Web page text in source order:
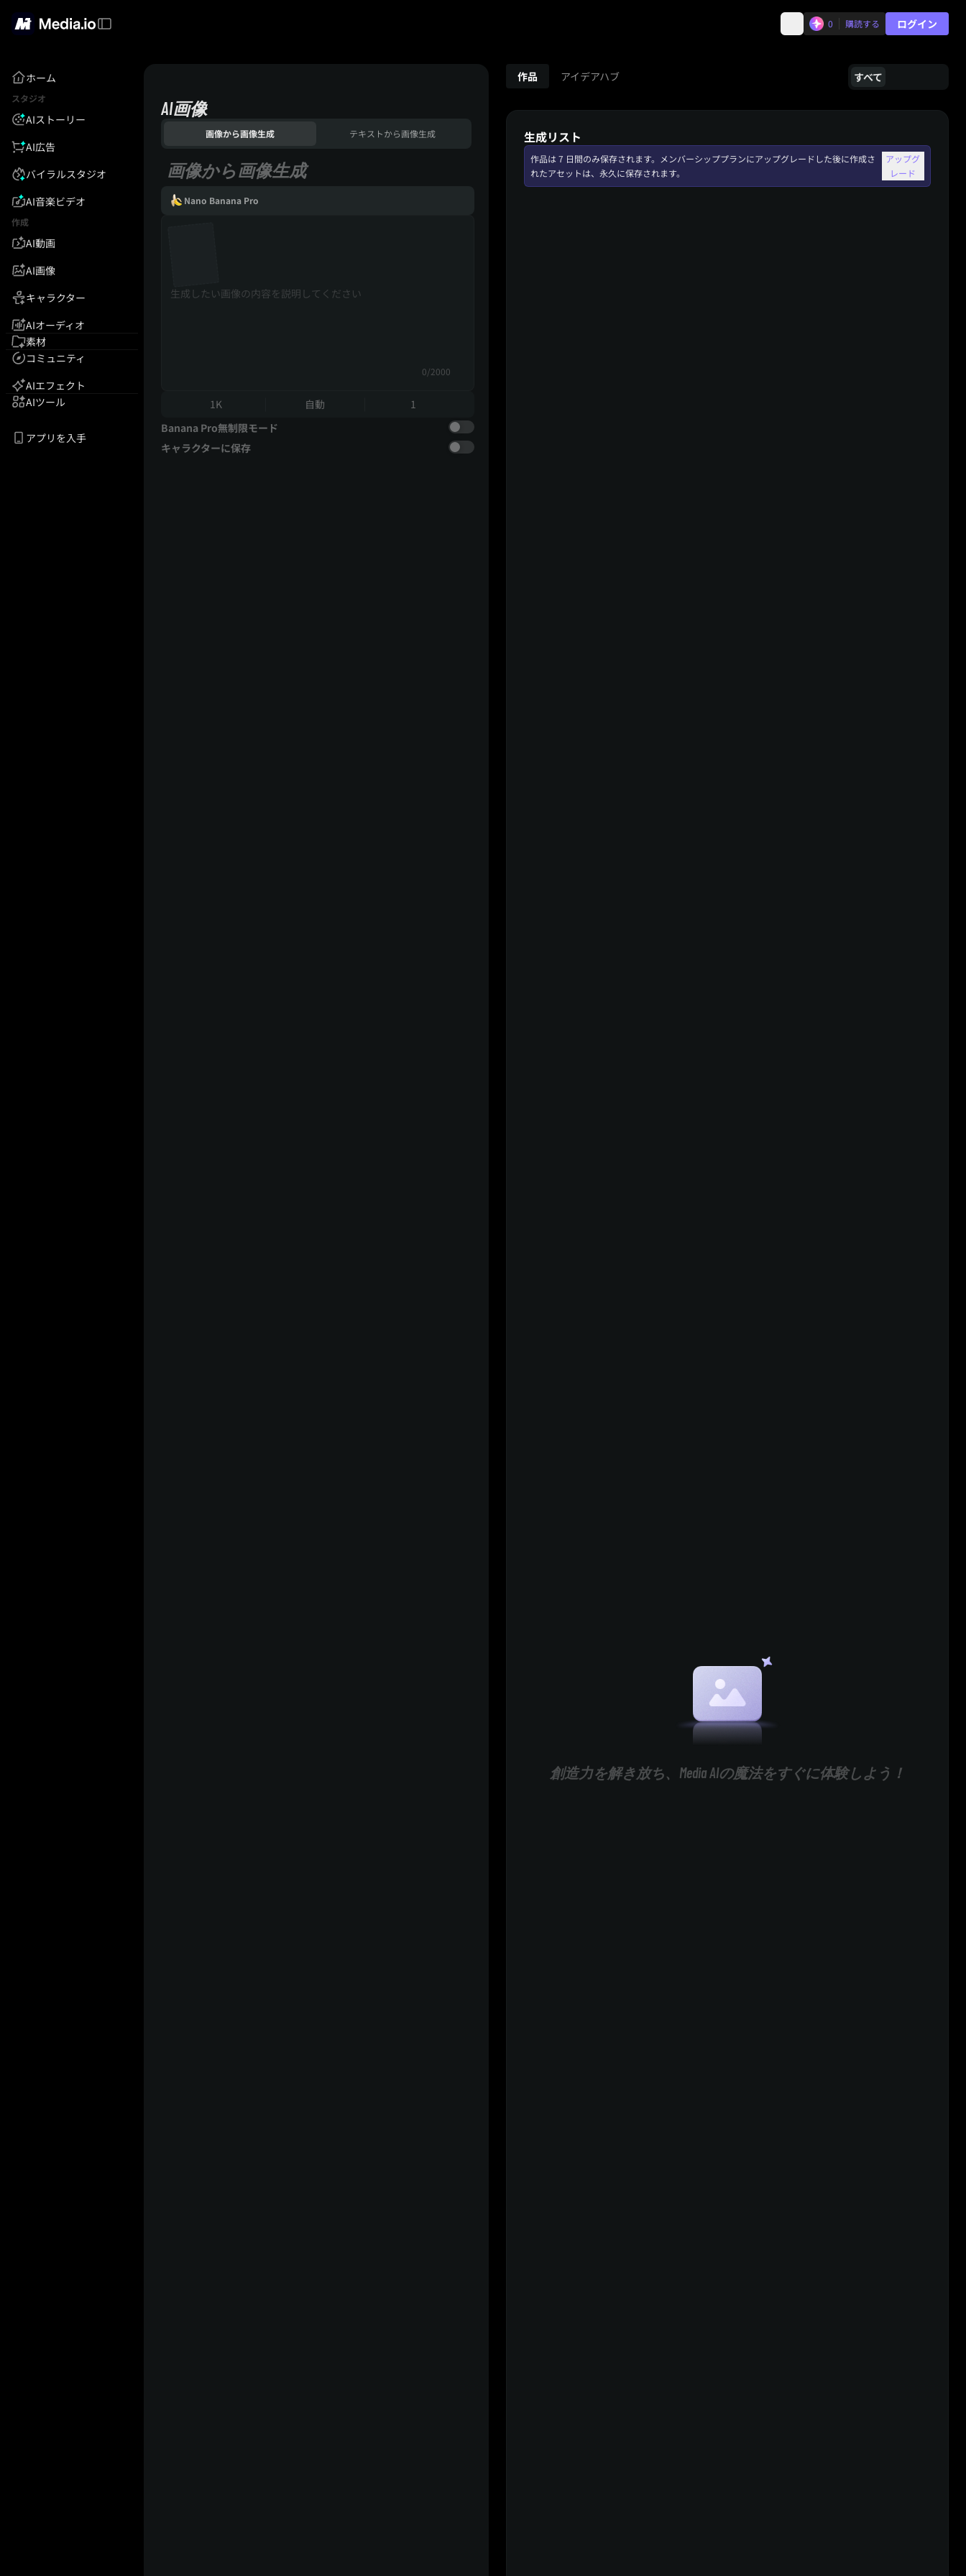
0 購読する ログイン
ホーム
スタジオ
AIストーリー
AI広告
バイラルスタジオ
AI音楽ビデオ
作成
AI動画
AI画像
キャラクター
AIオーディオ
素材
コミュニティ
AIエフェクト
AIツール
アプリを入手
AI画像
画像から画像生成 テキストから画像生成
画像から画像生成
Nano Banana Pro
0/2000
1K 自動
1
Banana Pro無制限モード
キャラクターに保存
作品 アイデアハブ すべて
生成リスト
作品は 7 日間のみ保存されます。メンバーシッププランにアップグレードした後に作成さ
れたアセットは、永久に保存されます。
アップグ
レード
創造力を解き放ち、Media AIの魔法をすぐに体験しよう！